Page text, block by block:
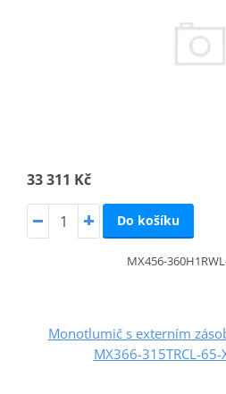
33 311 Kč
Do košíku
MX456-
Monotlumič s externím
MX366-315TRCL-